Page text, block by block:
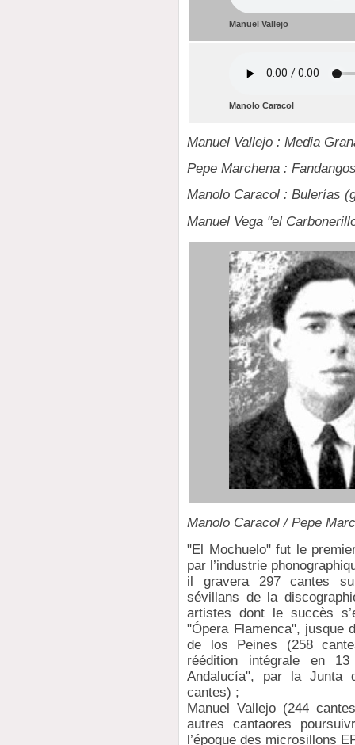
Manuel Vallejo
Manolo Caracol
Manuel Vallejo : Media
Pepe Marchena :
Manolo Caracol : Bulerías
Manuel Vega "el
Manolo Caracol / Pepe
"El Mochuelo" fut le
par l’industrie
il gravera 297 cantes
sévillans de la
artistes dont le succès
"Ópera Flamenca", jusque
de los Peines (258
réédition intégrale en
Andalucía", par la Junta
cantes) ;
Manuel Vallejo (244
autres cantaores
l’époque des microsillons